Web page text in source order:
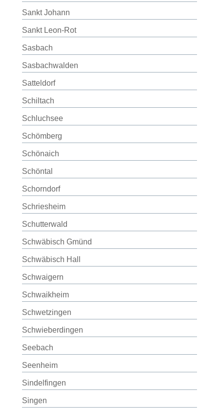
Sankt Johann
Sankt Leon-Rot
Sasbach
Sasbachwalden
Satteldorf
Schiltach
Schluchsee
Schömberg
Schönaich
Schöntal
Schorndorf
Schriesheim
Schutterwald
Schwäbisch Gmünd
Schwäbisch Hall
Schwaigern
Schwaikheim
Schwetzingen
Schwieberdingen
Seebach
Seenheim
Sindelfingen
Singen